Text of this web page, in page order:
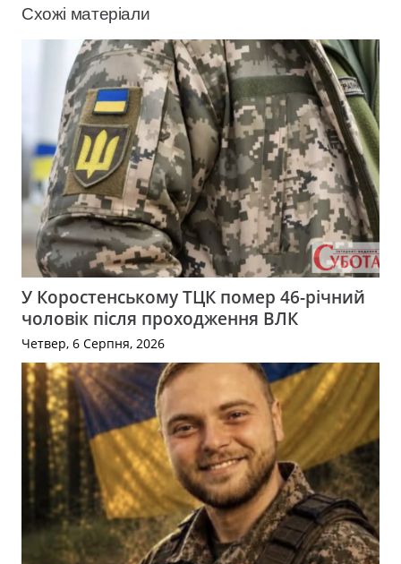
Схожі матеріали
У Коростенському ТЦК помер 46-річний
чоловік після проходження ВЛК
Четвер, 6 Серпня, 2026